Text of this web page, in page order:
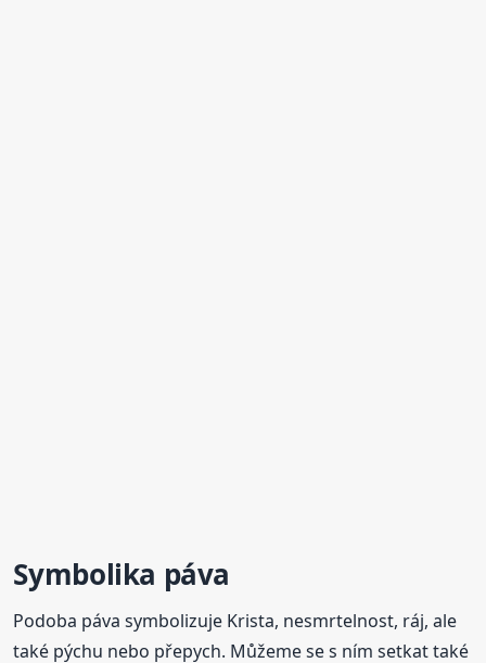
Symbolika páva
Podoba páva symbolizuje Krista, nesmrtelnost, ráj, ale
také pýchu nebo přepych. Můžeme se s ním setkat také